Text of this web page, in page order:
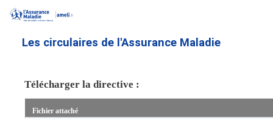
contenu
Les circulaires de l'Assurance Maladie
Télécharger la directive :
Fichier attaché